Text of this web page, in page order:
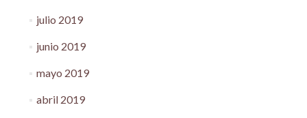
julio 2019
junio 2019
mayo 2019
abril 2019